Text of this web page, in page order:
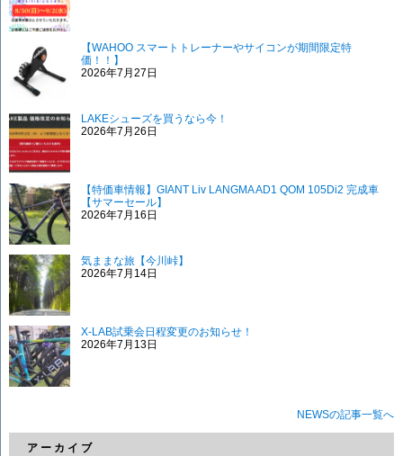
【WAHOO スマートトレーナーやサイコンが期間限定特
価！！】
2026年7月27日
LAKEシューズを買うなら今！
2026年7月26日
【特価車情報】GIANT Liv LANGMA AD1 QOM 105Di2 完成車
【サマーセール】
2026年7月16日
気ままな旅【今川峠】
2026年7月14日
X-LAB試乗会日程変更のお知らせ！
2026年7月13日
NEWSの記事一覧へ
アーカイブ